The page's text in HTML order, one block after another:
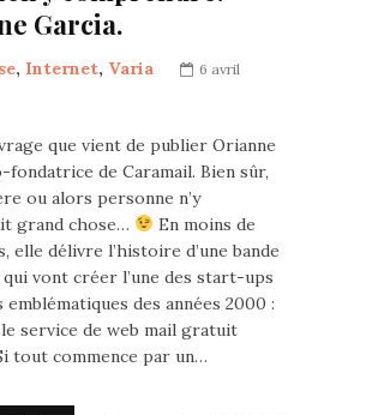
Garcia.
, Internet, Varia
6 avril
que vient de publier Orianne
fondatrice de Caramail. Bien sûr,
ou alors personne n’y
grand chose…
En moins de
elle délivre l’histoire d’une bande
qui vont créer l’une des start-ups
emblématiques des années 2000 :
le service de web mail gratuit
tout commence par un…